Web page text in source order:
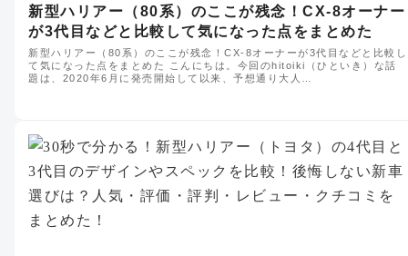
新型ハリアー（80系）のここが残念！CX-8オーナー
が3代目などと比較して気になった点をまとめた
新型ハリアー（80系）のここが残念！CX-8オーナーが3代目などと比較し
て気になった点をまとめた こんにちは。今回のhitoiki（ひといき）な話
題は、2020年6月に発売開始して以来、予想通り大人…